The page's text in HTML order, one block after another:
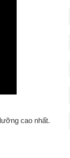
cao nhất.